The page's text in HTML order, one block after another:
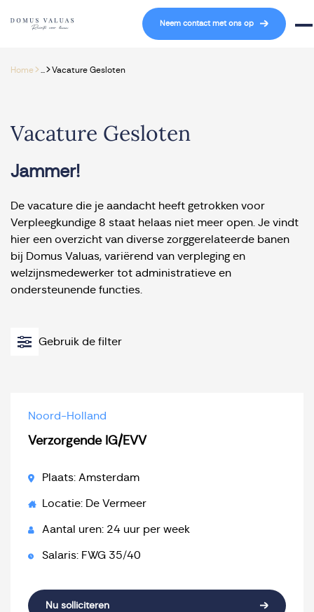
Navigatie overslaan
Neem contact met ons op
Home> >Vacature Gesloten
Vacature Gesloten
Jammer!
De vacature die je aandacht heeft getrokken voor
Verpleegkundige 8 staat helaas niet meer open. Je vindt
hier een overzicht van diverse zorggerelateerde banen
bij Domus Valuas, variërend van verpleging en
welzijnsmedewerker tot administratieve en
ondersteunende functies.
Gebruik de filter
Noord-Holland
Verzorgende IG/EVV
Plaats: Amsterdam
Locatie: De Vermeer
Aantal uren: 24 uur per week
Salaris: FWG 35/40
Nu solliciteren